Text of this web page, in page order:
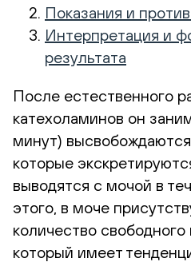
Показания и
Интерпретация и
результата
После естественного
катехоламинов он
минут)
которые
выводятся с мочой в
этого, в моче
количество
который имеет